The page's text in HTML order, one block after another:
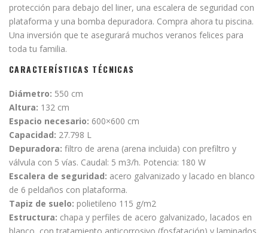
protección para debajo del liner, una escalera de seguridad con
plataforma y una bomba depuradora. Compra ahora tu piscina.
Una inversión que te asegurará muchos veranos felices para
toda tu familia.
CARACTERÍSTICAS TÉCNICAS
Diámetro: 550 cm
Altura: 132 cm
Espacio necesario: 600×600 cm
Capacidad: 27.798 L
Depuradora: filtro de arena (arena incluida) con prefiltro y
válvula con 5 vías. Caudal: 5 m3/h. Potencia: 180 W
Escalera de seguridad: acero galvanizado y lacado en blanco
de 6 peldaños con plataforma.
Tapiz de suelo: polietileno 115 g/m2
Estructura: chapa y perfiles de acero galvanizado, lacados en